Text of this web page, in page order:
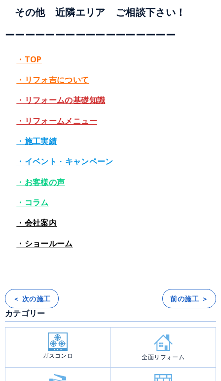
その他 近隣エリア ご相談下さい！
ーーーーーーーーーーーーーーーーー
・TOP
・リフォ吉について
・リフォームの基礎知識
・リフォームメニュー
・施工実績
・イベント ・ キャンペーン
・お客様の声
・コラム
・会社案内
・ショールーム
投
稿
ナ
ビ
ゲ
ー
＜ 次の施工 前の施工 ＞
カテゴリー
ガスコンロ 全面リフォーム